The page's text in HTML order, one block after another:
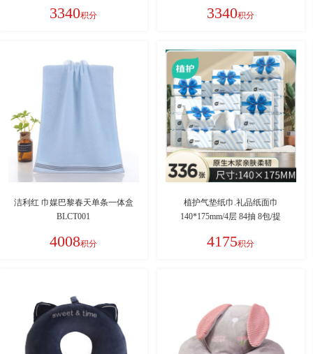
内蒙、海南
3340积分 3340积分
洁利红 巾媒巴黎春天单条一体盒
BLCT001
4008积分
植护气垫纸巾.礼品纸面巾
140*175mm/4层 84抽 8包/提
4175积分